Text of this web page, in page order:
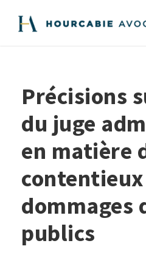
Précisions
du juge
en matière
dommages
publics